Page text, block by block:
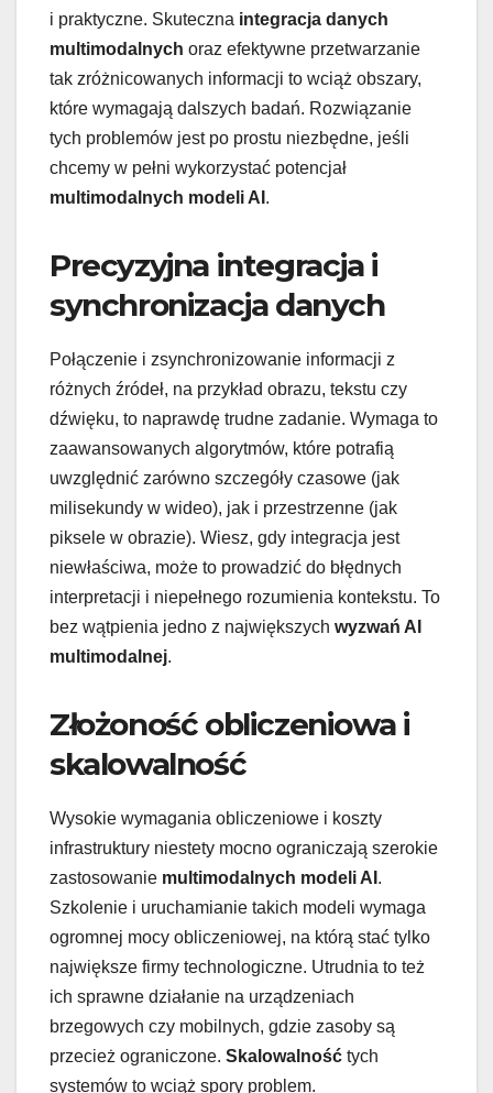
i praktyczne. Skuteczna integracja danych
multimodalnych oraz efektywne przetwarzanie
tak zróżnicowanych informacji to wciąż obszary,
które wymagają dalszych badań. Rozwiązanie
tych problemów jest po prostu niezbędne, jeśli
chcemy w pełni wykorzystać potencjał
multimodalnych modeli AI .
Precyzyjna integracja i
synchronizacja danych
Połączenie i zsynchronizowanie informacji z
różnych źródeł, na przykład obrazu, tekstu czy
dźwięku, to naprawdę trudne zadanie. Wymaga to
zaawansowanych algorytmów, które potrafią
uwzględnić zarówno szczegóły czasowe (jak
milisekundy w wideo), jak i przestrzenne (jak
piksele w obrazie). Wiesz, gdy integracja jest
niewłaściwa, może to prowadzić do błędnych
interpretacji i niepełnego rozumienia kontekstu. To
bez wątpienia jedno z największych wyzwań AI
multimodalnej.
Złożoność obliczeniowa i
skalowalność
Wysokie wymagania obliczeniowe i koszty
infrastruktury niestety mocno ograniczają szerokie
zastosowanie multimodalnych modeli AI .
Szkolenie i uruchamianie takich modeli wymaga
ogromnej mocy obliczeniowej, na którą stać tylko
największe firmy technologiczne. Utrudnia to też
ich sprawne działanie na urządzeniach
brzegowych czy mobilnych, gdzie zasoby są
przecież ograniczone. Skalowalność tych
systemów to wciąż spory problem.